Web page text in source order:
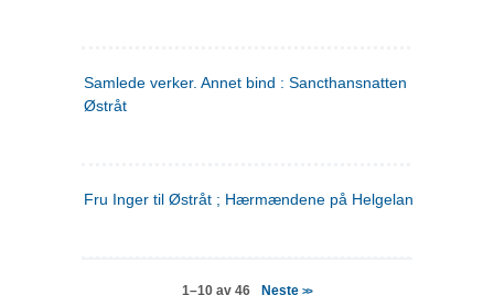
Samlede verker. Annet bind : Sancthansnatten ; Fru Inger
Østråt
Fru Inger til Østråt ; Hærmændene på Helgeland
1–10 av 46 Neste>>